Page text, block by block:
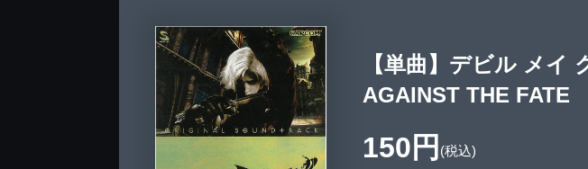
【単曲】デビル メイ
AGAINST THE FATE
150円 (税込)